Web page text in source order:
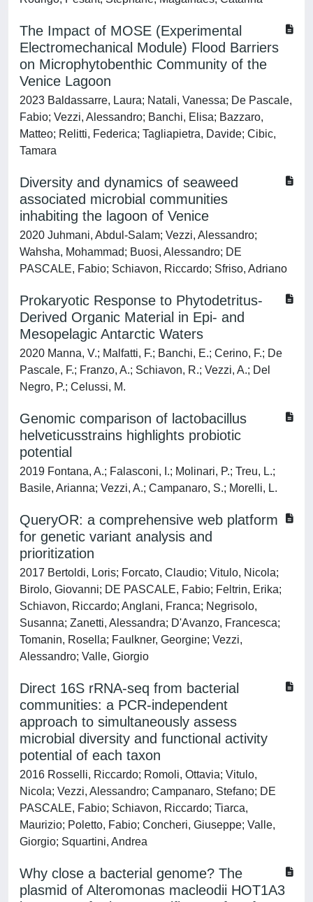
The Impact of MOSE (Experimental
Electromechanical Module) Flood Barriers
on Microphytobenthic Community of the
Venice Lagoon
2023 Baldassarre, Laura; Natali, Vanessa; De Pascale,
Fabio; Vezzi, Alessandro; Banchi, Elisa; Bazzaro,
Matteo; Relitti, Federica; Tagliapietra, Davide; Cibic,
Tamara
Diversity and dynamics of seaweed
associated microbial communities
inhabiting the lagoon of Venice
2020 Juhmani, Abdul-Salam; Vezzi, Alessandro;
Wahsha, Mohammad; Buosi, Alessandro; DE
PASCALE, Fabio; Schiavon, Riccardo; Sfriso, Adriano
Prokaryotic Response to Phytodetritus-
Derived Organic Material in Epi- and
Mesopelagic Antarctic Waters
2020 Manna, V.; Malfatti, F.; Banchi, E.; Cerino, F.; De
Pascale, F.; Franzo, A.; Schiavon, R.; Vezzi, A.; Del
Negro, P.; Celussi, M.
Genomic comparison of lactobacillus
helveticusstrains highlights probiotic
potential
2019 Fontana, A.; Falasconi, I.; Molinari, P.; Treu, L.;
Basile, Arianna; Vezzi, A.; Campanaro, S.; Morelli, L.
QueryOR: a comprehensive web platform
for genetic variant analysis and
prioritization
2017 Bertoldi, Loris; Forcato, Claudio; Vitulo, Nicola;
Birolo, Giovanni; DE PASCALE, Fabio; Feltrin, Erika;
Schiavon, Riccardo; Anglani, Franca; Negrisolo,
Susanna; Zanetti, Alessandra; D'Avanzo, Francesca;
Tomanin, Rosella; Faulkner, Georgine; Vezzi,
Alessandro; Valle, Giorgio
Direct 16S rRNA-seq from bacterial
communities: a PCR-independent
approach to simultaneously assess
microbial diversity and functional activity
potential of each taxon
2016 Rosselli, Riccardo; Romoli, Ottavia; Vitulo,
Nicola; Vezzi, Alessandro; Campanaro, Stefano; DE
PASCALE, Fabio; Schiavon, Riccardo; Tiarca,
Maurizio; Poletto, Fabio; Concheri, Giuseppe; Valle,
Giorgio; Squartini, Andrea
Why close a bacterial genome? The
plasmid of Alteromonas macleodii HOT1A3